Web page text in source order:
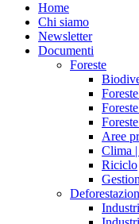
Home
Chi siamo
Newsletter
Documenti
Foreste
Aree
Clima
Riciclo